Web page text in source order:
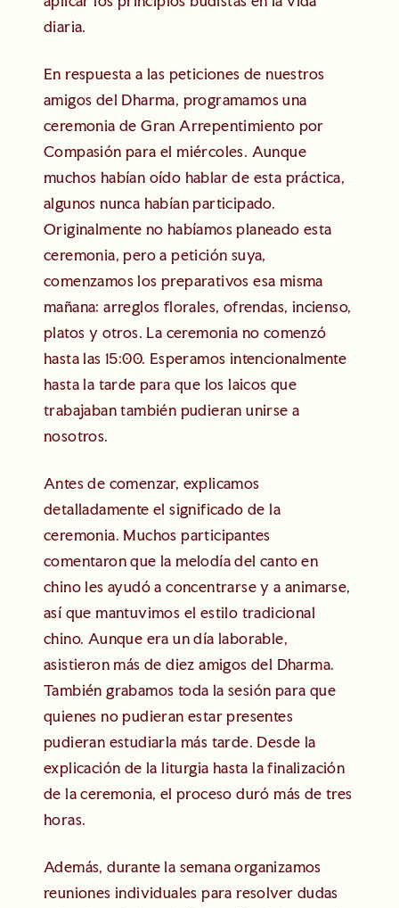
diaria.
En respuesta a las peticiones de nuestros
amigos del Dharma, programamos una
ceremonia de Gran Arrepentimiento por
Compasión para el miércoles. Aunque
muchos habían oído hablar de esta práctica,
algunos nunca habían participado.
Originalmente no habíamos planeado esta
ceremonia, pero a petición suya,
comenzamos los preparativos esa misma
mañana: arreglos florales, ofrendas, incienso,
platos y otros. La ceremonia no comenzó
hasta las 15:00. Esperamos intencionalmente
hasta la tarde para que los laicos que
trabajaban también pudieran unirse a
nosotros.
Antes de comenzar, explicamos
detalladamente el significado de la
ceremonia. Muchos participantes
comentaron que la melodía del canto en
chino les ayudó a concentrarse y a animarse,
así que mantuvimos el estilo tradicional
chino. Aunque era un día laborable,
asistieron más de diez amigos del Dharma.
También grabamos toda la sesión para que
quienes no pudieran estar presentes
pudieran estudiarla más tarde. Desde la
explicación de la liturgia hasta la finalización
de la ceremonia, el proceso duró más de tres
horas.
Además, durante la semana organizamos
reuniones individuales para resolver dudas